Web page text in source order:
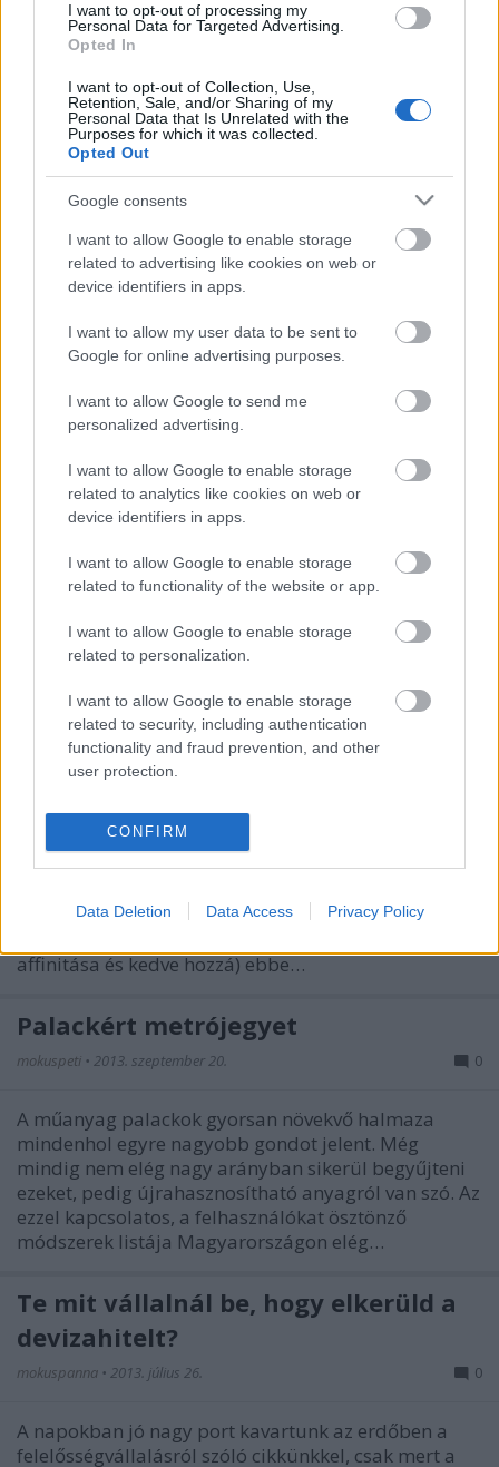
I want to opt-out of processing my
Personal Data for Targeted Advertising.
Opted In
I want to opt-out of Collection, Use,
Retention, Sale, and/or Sharing of my
Personal Data that Is Unrelated with the
Purposes for which it was collected.
Opted Out
Google consents
I want to allow Google to enable storage
related to advertising like cookies on web or
device identifiers in apps.
I want to allow my user data to be sent to
Google for online advertising purposes.
I want to allow Google to send me
personalized advertising.
I want to allow Google to enable storage
related to analytics like cookies on web or
device identifiers in apps.
I want to allow Google to enable storage
related to functionality of the website or app.
I want to allow Google to enable storage
related to personalization.
I want to allow Google to enable storage
related to security, including authentication
functionality and fraud prevention, and other
user protection.
CONFIRM
Data Deletion Data Access Privacy Policy
Hogyan lehetsz felelős gazdi és
hogyan lehet fajtatiszta négylábúd
szinte ingyen?
mokuspanna•2015. január 20.
Képzeld magad elé a következő jelenetet: A szülinapi
torta mellett egy díszes doboz áll, a gyermeked
izgatott kíváncsisággal bontogatja a masnit majd
boldogan, kacagva öleli magához a papírok közül
farokcsóválva a karjaiba ugró kiskutyát. Vaku villan,
mindenki örül... Ugye…
Nyiss Te is Nemzeti Madáretetőt!
+kép +nyomtatható sablon
mokuspeti•2013. november 22.
Hivatalosan is itt a madarak koplaló szezonja.
Ilyenkor nem is kérdés, hogy egy gondos mókus
megosztja a madarakkal az éléskamráját, hiszen a
madarak nem tudnak a neten házhozrendelni.
Szoros, tiszta és teljesen átlátható pályázati
rendszerben elnyertem egy Nemzeti Madáretető…
Társasjáték programozó ovisoknak
+fotó +videó
2013. október 18.
Jelenleg a TOP10 legjobban fizetett állások egyike a
programozó. Ráadásul nem kell különösebb
felismerjük: a világunk egyre jobban digitalizálódik.
affinitása és kedve hozzá) ebbe…
Palackért metrójegyet
mokuspeti • 2013. szeptember 20. 0
A műanyag palackok gyorsan növekvő halmaza
mindenhol egyre nagyobb gondot jelent. Még
mindig nem elég nagy arányban sikerül begyűjteni
ezeket, pedig újrahasznosítható anyagról van szó. Az
ezzel kapcsolatos, a felhasználókat ösztönző
módszerek listája Magyarországon elég…
Te mit vállalnál be, hogy elkerüld a
devizahitelt?
mokuspanna • 2013. július 26. 0
A napokban jó nagy port kavartunk az erdőben a
felelősségvállalásról szóló cikkünkkel, csak mert a